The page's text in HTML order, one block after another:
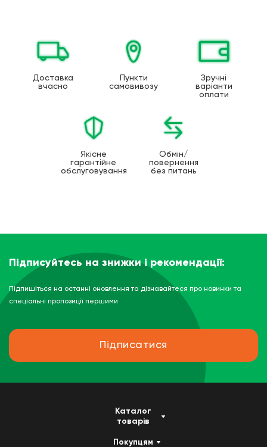
Доставка
вчасно
Пункти
самовивозу
Зручні
варіанти
оплати
Якісне
гарантійне
обслуговування
Обмін/
повернення
без питань
Підписуйтесь на знижки і рекомендації:
Підпишіться на останні оновлення та дізнавайтеся про новинки та
спеціальні пропозиції першими
Підписатися
Каталог
товарів
Покупцям